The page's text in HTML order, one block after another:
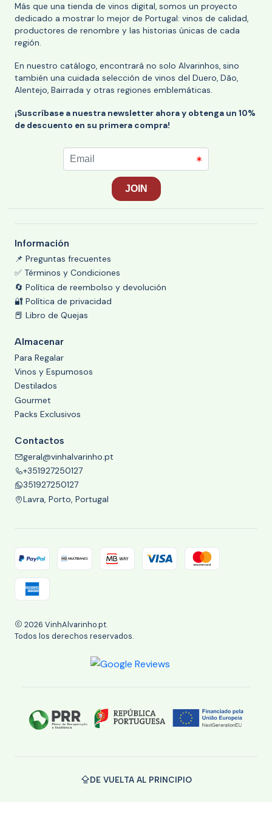
Más que una tienda de vinos digital, somos un proyecto
dedicado a mostrar lo mejor de Portugal: vinos de calidad,
productores de renombre y las historias únicas de cada
región.
En nuestro catálogo, encontrará no solo Alvarinhos, sino
también una cuidada selección de vinos del Duero, Dão,
Alentejo, Bairrada y otras regiones emblemáticas.
¡Suscríbase a nuestra newsletter ahora y obtenga un 10%
de descuento en su primera compra!
Información
📌 Preguntas frecuentes
✅ Términos y Condiciones
🔄 Política de reembolso y devolución
🔐 Política de privacidad
📕 Libro de Quejas
Almacenar
Para Regalar
Vinos y Espumosos
Destilados
Gourmet
Packs Exclusivos
Contactos
geral@vinhalvarinho.pt
+351927250127
351927250127
Lavra, Porto, Portugal
2026 VinhAlvarinho.pt.
Todos los derechos reservados.
DE VUELTA AL PRINCIPIO